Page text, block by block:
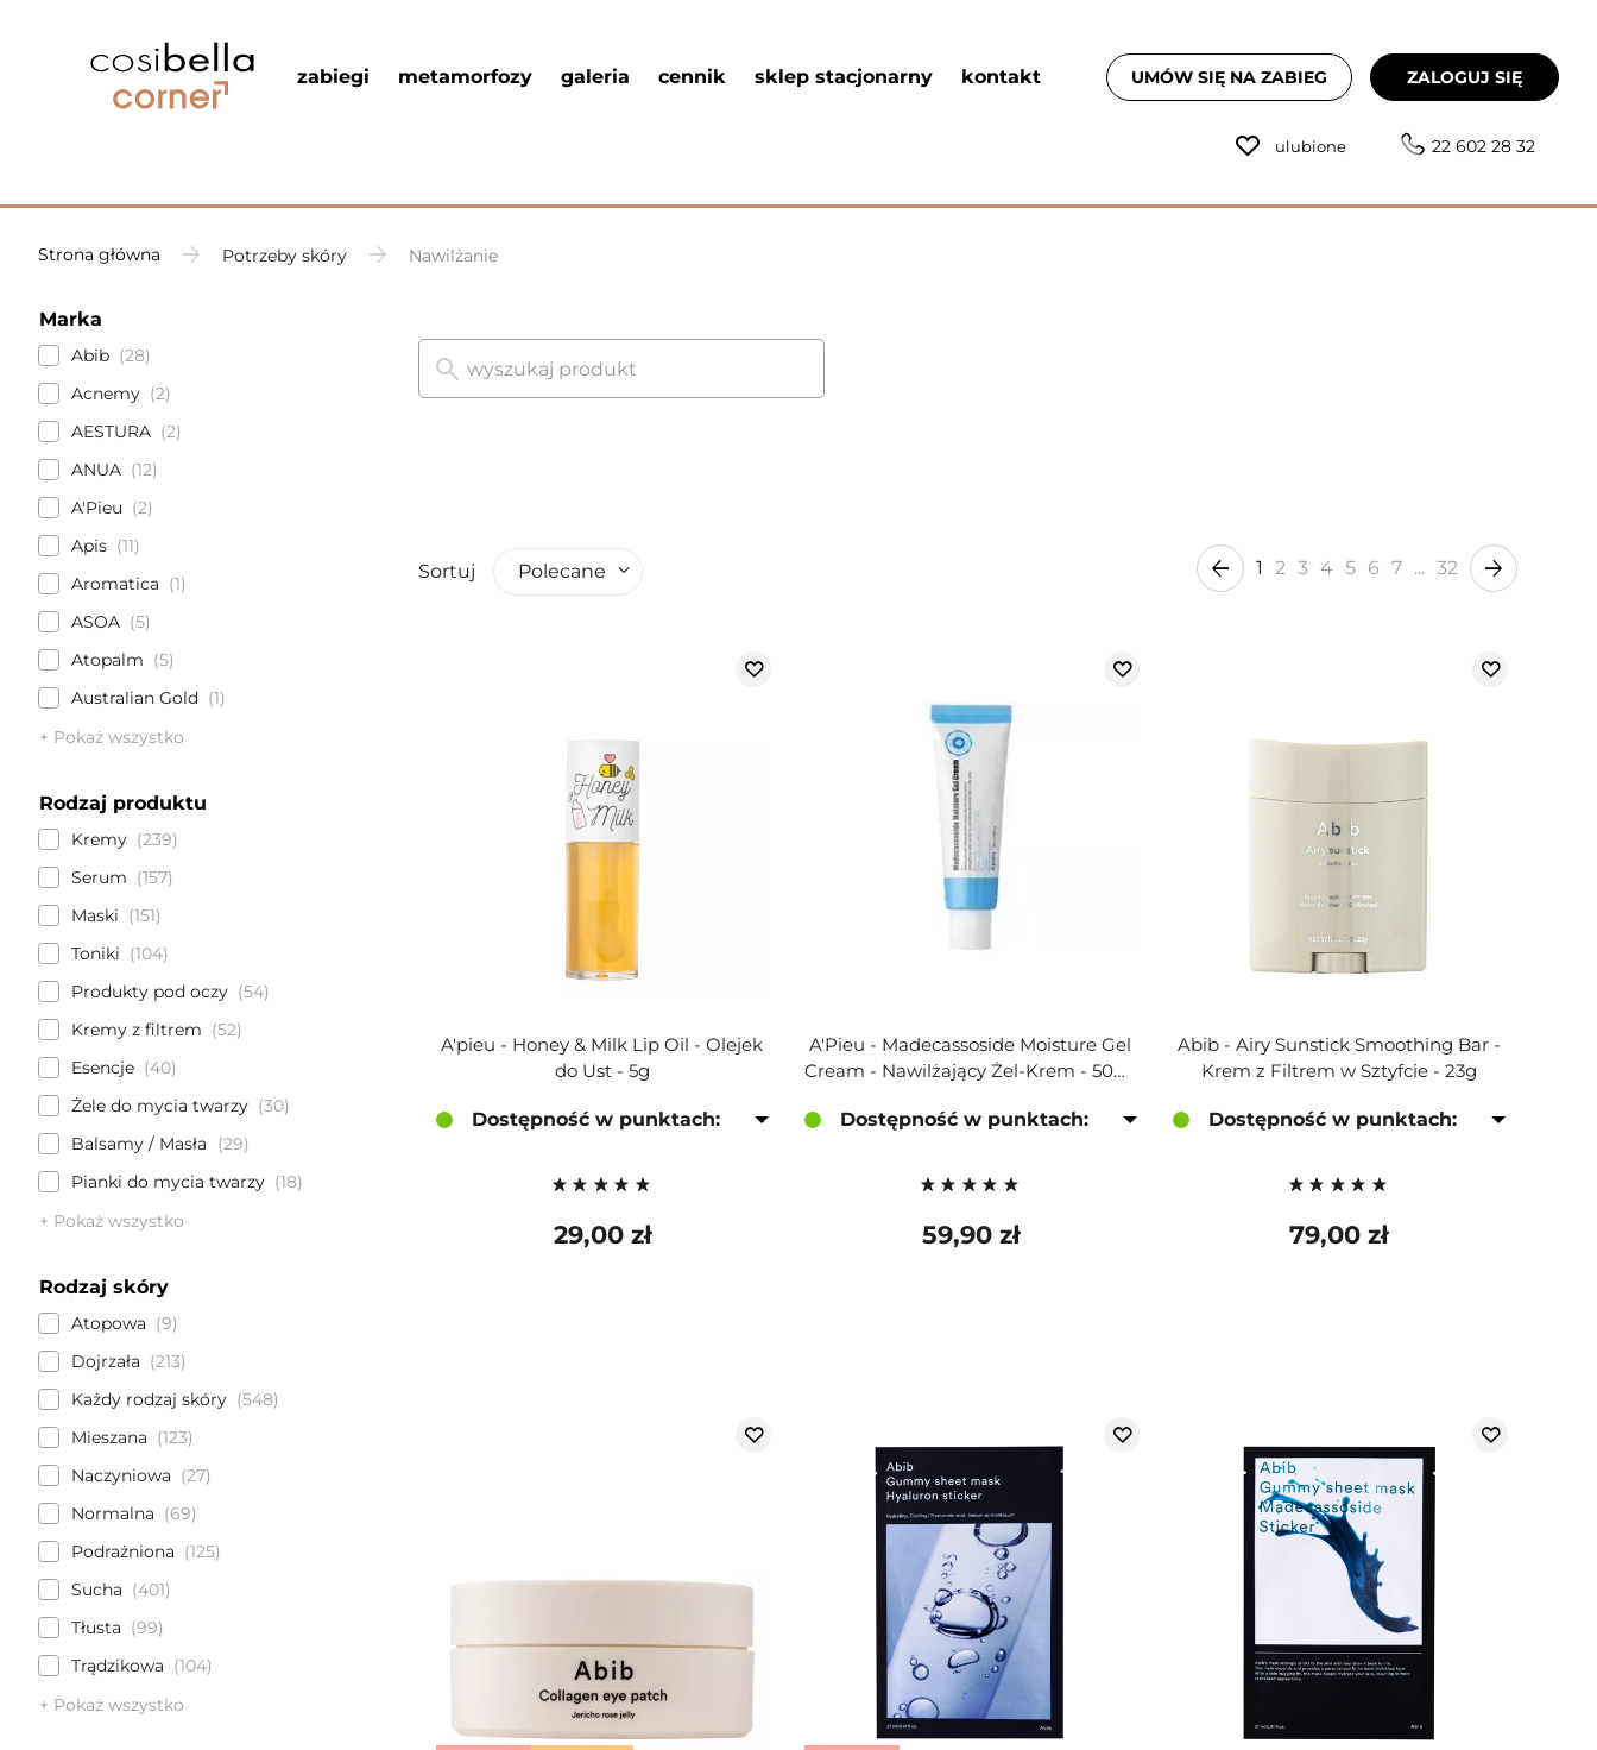
zabiegi metamorfozy galeria cennik sklep stacjonarny kontakt UMÓW SIĘ NA ZABIEG ZALOGUJ SIĘ
ulubione 22 602 28 32
Strona główna Potrzeby skóry Nawilżanie
Marka
Abib
28
Acnemy
2
AESTURA
2
ANUA
12
A'Pieu
2
Apis
11
Aromatica
1
ASOA
5
Atopalm
5
Australian Gold
1
+ Pokaż wszystko
Rodzaj produktu
Kremy
239
Serum
157
Maski
151
Toniki
104
Produkty pod oczy
54
Kremy z filtrem
52
Esencje
40
Żele do mycia twarzy
30
Balsamy / Masła
29
Pianki do mycia twarzy
18
+ Pokaż wszystko
Rodzaj skóry
Atopowa
9
Dojrzała
213
Każdy rodzaj skóry
548
Mieszana
123
Naczyniowa
27
Normalna
69
Podrażniona
125
Sucha
401
Tłusta
99
Trądzikowa
104
+ Pokaż wszystko
Sortuj Polecane 1 2 3 4 5 6 7 ... 32
A'pieu - Honey & Milk Lip Oil - Olejek
do Ust - 5g
Dostępność w punktach:
29,00 zł
A'Pieu - Madecassoside Moisture Gel
Cream - Nawilżający Żel-Krem - 50ml
Dostępność w punktach:
59,90 zł
Abib - Airy Sunstick Smoothing Bar -
Krem z Filtrem w Sztyfcie - 23g
Dostępność w punktach:
79,00 zł